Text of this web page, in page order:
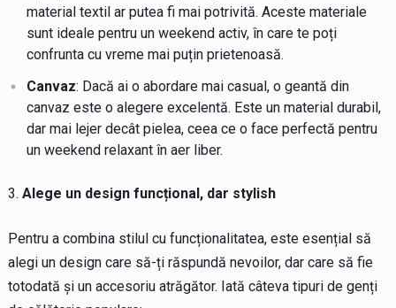
material textil ar putea fi mai potrivită. Aceste materiale
sunt ideale pentru un weekend activ, în care te poți
confrunta cu vreme mai puțin prietenoasă.
Canvaz: Dacă ai o abordare mai casual, o geantă din
canvaz este o alegere excelentă. Este un material durabil,
dar mai lejer decât pielea, ceea ce o face perfectă pentru
un weekend relaxant în aer liber.
Alege un design funcțional, dar stylish
Pentru a combina stilul cu funcționalitatea, este esențial să
alegi un design care să-ți răspundă nevoilor, dar care să fie
totodată și un accesoriu atrăgător. Iată câteva tipuri de genți